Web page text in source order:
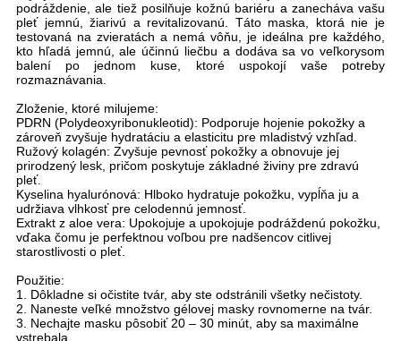
podráždenie, ale tiež posilňuje kožnú bariéru a zanecháva vašu
pleť jemnú, žiarivú a revitalizovanú. Táto maska, ktorá nie je
testovaná na zvieratách a nemá vôňu, je ideálna pre každého,
kto hľadá jemnú, ale účinnú liečbu a dodáva sa vo veľkorysom
balení po jednom kuse, ktoré uspokojí vaše potreby
rozmaznávania.
Zloženie, ktoré milujeme:
PDRN (Polydeoxyribonukleotid): Podporuje hojenie pokožky a
zároveň zvyšuje hydratáciu a elasticitu pre mladistvý vzhľad.
Ružový kolagén: Zvyšuje pevnosť pokožky a obnovuje jej
prirodzený lesk, pričom poskytuje základné živiny pre zdravú
pleť.
Kyselina hyalurónová: Hlboko hydratuje pokožku, vypĺňa ju a
udržiava vlhkosť pre celodennú jemnosť.
Extrakt z aloe vera: Upokojuje a upokojuje podráždenú pokožku,
vďaka čomu je perfektnou voľbou pre nadšencov citlivej
starostlivosti o pleť.
Použitie:
1. Dôkladne si očistite tvár, aby ste odstránili všetky nečistoty.
2. Naneste veľké množstvo gélovej masky rovnomerne na tvár.
3. Nechajte masku pôsobiť 20 – 30 minút, aby sa maximálne
vstrebala.